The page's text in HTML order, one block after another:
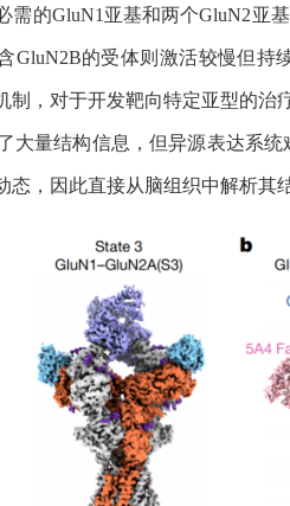
需的GluN1 亚基和两个GluN2亚
GluN2B的受体则激活较慢但持
，对于开发靶向特定亚型的治
大量结构信息，但异源表达系
，因此直接从脑组织中解析其